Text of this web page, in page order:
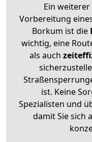
Ein
Vorbereitung
Borkum ist die
wichtig, eine
als auch
ist. Keine
Spezialisten und
damit Sie sich